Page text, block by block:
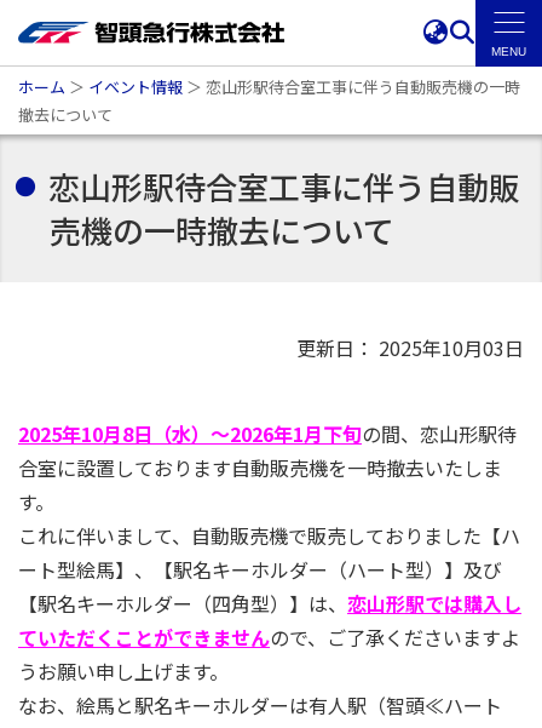
ホーム ＞ イベント情報 ＞ 恋山形駅待合室工事に伴う自動販売機の一時
撤去について
恋山形駅待合室工事に伴う自動販
売機の一時撤去について
更新日： 2025年10月03日
2025年10月8日（水）～2026年1月下旬の間、恋山形駅待
合室に設置しております自動販売機を一時撤去いたしま
す。
これに伴いまして、自動販売機で販売しておりました【ハ
ート型絵馬】、【駅名キーホルダー（ハート型）】及び
【駅名キーホルダー（四角型）】は、 恋山形駅では購入し
ていただくことができませんので、ご了承くださいますよ
うお願い申し上げます。
なお、絵馬と駅名キーホルダーは有人駅（智頭≪ハート